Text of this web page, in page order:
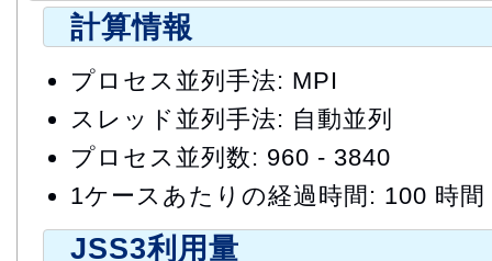
計算情報
プロセス並列手法: MPI
スレッド並列手法: 自動並列
プロセス並列数: 960 - 3840
1ケースあたりの経過時間: 100 時間
JSS3利用量